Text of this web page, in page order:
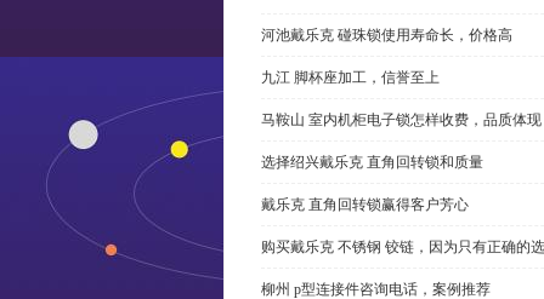
河池戴乐克 碰珠锁使用寿命长，价格高
九江 脚杯座加工，信誉至上
马鞍山 室内机柜电子锁怎样收费，品质体现
选择绍兴戴乐克 直角回转锁和质量
戴乐克 直角回转锁赢得客户芳心
购买戴乐克 不锈钢 铰链，因为只有正确的
柳州 p型连接件咨询电话，案例推荐